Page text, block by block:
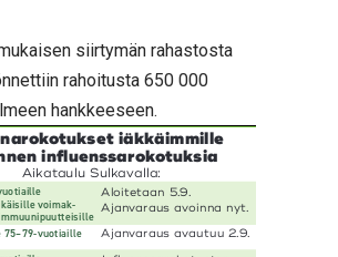
siirtymän rahastosta
rahoitusta 650 000
hankkeeseen.